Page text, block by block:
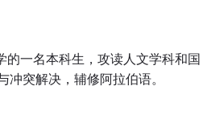
一名本科生，攻读人文学科和国
冲突解决，辅修阿拉伯语。